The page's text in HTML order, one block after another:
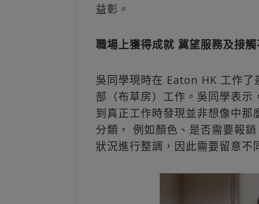
益彰。
職場上獲得成就 冀望服務及接
吳同學現時在 Eaton HK 工作了
部（布草房）工作。吳同學表示
到真正工作時發現並非想像中
分類， 例如顏色、是否需要報
狀況進行整調，因此需要留意不